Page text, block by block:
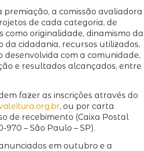
premiação, a comissão avaliadora
de cada categoria, de
como originalidade, dinamismo da
da cidadania, recursos utilizados,
desenvolvida com a comunidade,
e resultados alcançados, entre
fazer as inscrições através do
, ou por carta
de recebimento (Caixa Postal
970 – São Paulo – SP).
em outubro e a